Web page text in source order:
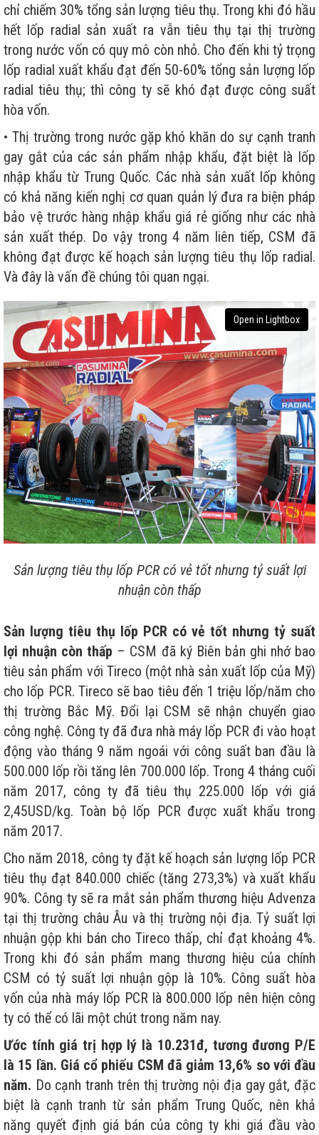
chỉ chiếm 30% tổng sản lượng tiêu thụ. Trong khi đó hầu
hết lốp radial sản xuất ra vẫn tiêu thụ tại thị trường
trong nước vốn có quy mô còn nhỏ. Cho đến khi tỷ trọng
lốp radial xuất khẩu đạt đến 50-60% tổng sản lượng lốp
radial tiêu thụ; thì công ty sẽ khó đạt được công suất
hòa vốn.
• Thị trường trong nước gặp khó khăn do sự cạnh tranh
gay gắt của các sản phẩm nhập khẩu, đặt biệt là lốp
nhập khẩu từ Trung Quốc. Các nhà sản xuất lốp không
có khả năng kiến nghị cơ quan quản lý đưa ra biện pháp
bảo vệ trước hàng nhập khẩu giá rẻ giống như các nhà
sản xuất thép. Do vậy trong 4 năm liên tiếp, CSM đã
không đạt được kế hoạch sản lượng tiêu thụ lốp radial.
Và đây là vấn đề chúng tôi quan ngại.
Open in Lightbox
Sản lượng tiêu thụ lốp PCR có vẻ tốt nhưng tỷ suất lợi
nhuận còn thấp
Sản lượng tiêu thụ lốp PCR có vẻ tốt nhưng tỷ suất
lợi nhuận còn thấp – CSM đã ký Biên bản ghi nhớ bao
tiêu sản phẩm với Tireco (một nhà sản xuất lốp của Mỹ)
cho lốp PCR. Tireco sẽ bao tiêu đến 1 triệu lốp/năm cho
thị trường Bắc Mỹ. Đổi lại CSM sẽ nhận chuyển giao
công nghệ. Công ty đã đưa nhà máy lốp PCR đi vào hoạt
động vào tháng 9 năm ngoái với công suất ban đầu là
500.000 lốp rồi tăng lên 700.000 lốp. Trong 4 tháng cuối
năm 2017, công ty đã tiêu thụ 225.000 lốp với giá
2,45USD/kg. Toàn bộ lốp PCR được xuất khẩu trong
năm 2017.
Cho năm 2018, công ty đặt kế hoạch sản lượng lốp PCR
tiêu thụ đạt 840.000 chiếc (tăng 273,3%) và xuất khẩu
90%. Công ty sẽ ra mắt sản phẩm thương hiệu Advenza
tại thị trường châu Âu và thị trường nội địa. Tỷ suất lợi
nhuận gộp khi bán cho Tireco thấp, chỉ đạt khoảng 4%.
Trong khi đó sản phẩm mang thương hiệu của chính
CSM có tỷ suất lợi nhuận gộp là 10%. Công suất hòa
vốn của nhà máy lốp PCR là 800.000 lốp nên hiện công
ty có thể có lãi một chút trong năm nay.
Ước tính giá trị hợp lý là 10.231đ, tương đương P/E
là 15 lần. Giá cổ phiếu CSM đã giảm 13,6% so với đầu
năm. Do cạnh tranh trên thị trường nội địa gay gắt, đặc
biệt là cạnh tranh từ sản phẩm Trung Quốc, nên khả
năng quyết định giá bán của công ty khi giá đầu vào